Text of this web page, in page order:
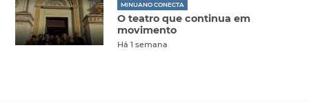
MINUANO CONECTA
O teatro que continua em
movimento
Há 1 semana